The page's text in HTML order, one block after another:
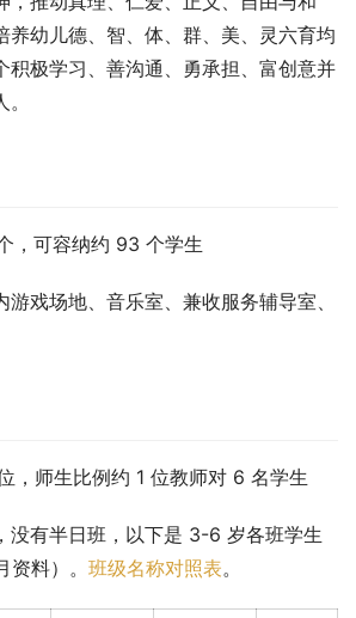
养幼儿德、智、体、群、美、灵六育均
积极学习、善沟通、勇承担、富创意并
，可容纳约 93 个学生
戏场地、音乐室、兼收服务辅导室、
，师生比例约 1 位教师对 6 名学生
没有半日班，以下是 3-6 岁各班学生
料）。 班级名称对照表。